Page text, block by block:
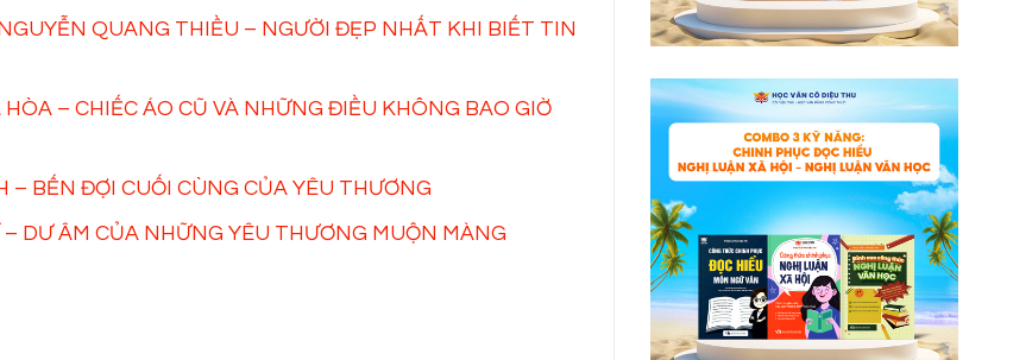
QUANG THIỀU – NGƯỜI ĐẸP NHẤT KHI BIẾT TIN
– CHIẾC ÁO CŨ VÀ NHỮNG ĐIỀU KHÔNG BAO GIỜ
– BẾN ĐỢI CUỐI CÙNG CỦA YÊU THƯƠNG
DƯ ÂM CỦA NHỮNG YÊU THƯƠNG MUỘN MÀNG